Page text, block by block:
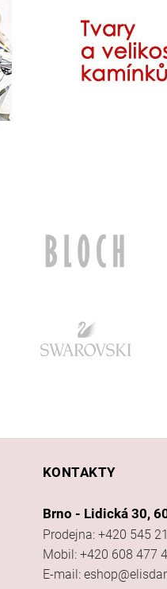
KONTAKTY
Brno - Lidická 30,
Prodejna: +420 545
Mobil: +420 608 477
E-mail: